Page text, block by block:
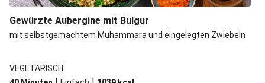
Gewürzte Aubergine mit Bulgur
mit selbstgemachtem Muhammara und eingelegten Zwiebeln
VEGETARISCH